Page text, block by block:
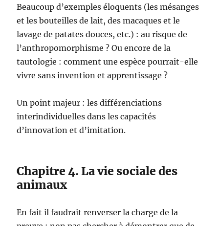
Beaucoup d’exemples éloquents (les mésanges
et les bouteilles de lait, des macaques et le
lavage de patates douces, etc.) : au risque de
l’anthropomorphisme ? Ou encore de la
tautologie : comment une espèce pourrait-elle
vivre sans invention et apprentissage ?
Un point majeur : les différenciations
interindividuelles dans les capacités
d’innovation et d’imitation.
Chapitre 4. La vie sociale des
animaux
En fait il faudrait renverser la charge de la